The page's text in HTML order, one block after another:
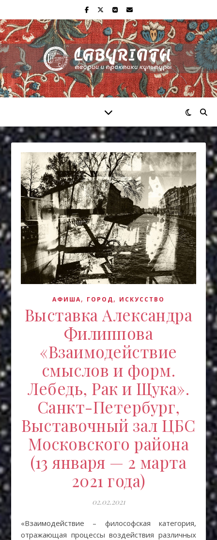
АФИША, ГОРОД, ИСКУCСТВО
Выставка Александра
Филиппова
«Взаимодействие
смыслов и форм.
Лебедь, Рак и Щука».
Санкт-Петербург,
Выставочный зал ЦБС
Московского района
(13 января — 2 марта
2021 года)
02.02.2021
«Взаимодействие – философская категория,
отражающая процессы воздействия различных